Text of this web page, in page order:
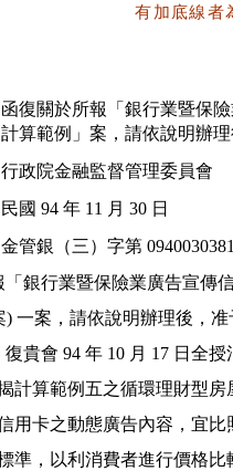
有加底線者
函復關於所報「銀行業暨保
行政院金融監督管理委員會
民國 94 年 11 月 30 日
金管銀（三）字第
「銀行業暨保險業廣告宣傳
草案) 一案，請依說明辦理後，
貴會 94 年 10 月 17 日全授
旨揭計算範例五之循環理財
七之信用卡之動態廣告內容，
費標準，以利消費者進行價格